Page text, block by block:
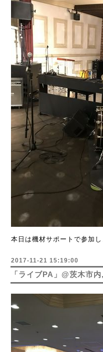
本日は機材サポートで参加し
2017-11-21 15:19:00
「ライブPA」@茨木市